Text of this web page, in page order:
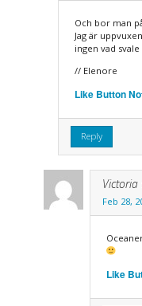
Och bor man
Jag är
ingen vad svale
// Elenore
Like Button
Reply
Victoria
Feb 28,
Like